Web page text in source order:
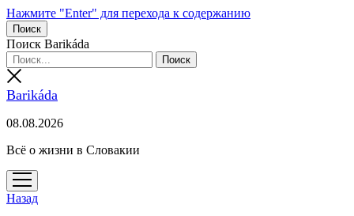
Нажмите "Enter" для перехода к содержанию
Поиск
Поиск Barikáda
Barikáda
08.08.2026
Всё о жизни в Словакии
открыть
меню
Назад